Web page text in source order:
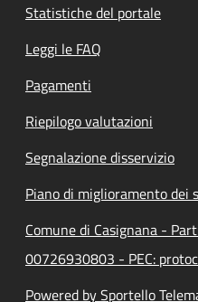
Statistiche del portale
Leggi le FAQ
Pagamenti
Riepilogo valutazioni
Segnalazione disservizio
Piano di miglioramento dei
Comune di Casignana -
00726930803 - PEC:
Powered by Sportello